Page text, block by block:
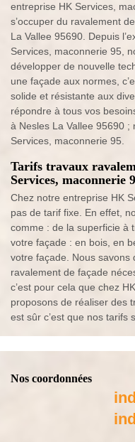
entreprise HK Services,
s’occuper du ravalement
La Vallee 95690. Depuis
Services, maconnerie 95,
développer de nouvelle
une façade aux normes,
solide et résistante aux
répondre à tous vos
à Nesles La Vallee 95690 ;
Services, maconnerie 95.
Tarifs travaux
Services, maconnerie
Chez notre entreprise HK
pas de tarif fixe. En effet,
comme : de la superficie à
votre façade : en bois, en
votre façade. Nous savons
ravalement de façade
c’est pour cela que chez
proposons de réaliser des
est sûr c’est que nos tarifs
Nos coordonnées